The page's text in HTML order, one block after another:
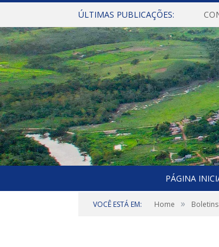
ÚLTIMAS PUBLICAÇÕES:
PÁGINA
VOCÊ ESTÁ EM: Home »